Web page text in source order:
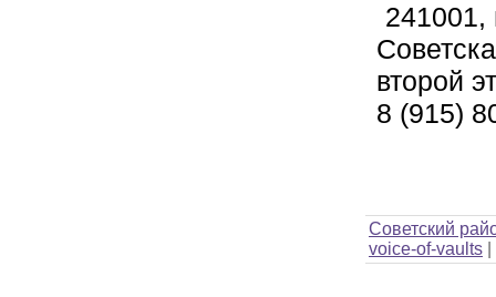
241001,
второй
8 (915)
Советский
voice-of-vaults